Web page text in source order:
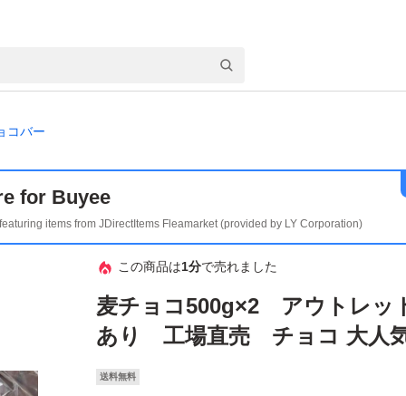
コバー
for Buyee
items from JDirectItems Fleamarket (provided by LY Corporation)
この商品は1分で売れました
麦チョコ500g×2 アウトレ
あり 工場直売 チョコ 大人
送料無料